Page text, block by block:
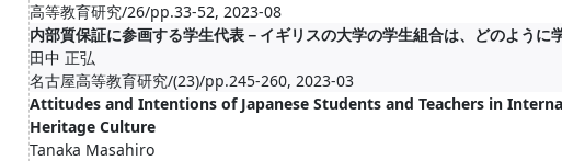
高等教育研究/26/pp.33-52, 2023-08
内部質保証に参画する学生代表－イギリスの大学の学生組合は、どのように
田中 正弘
名古屋高等教育研究/(23)/pp.245-260, 2023-03
Attitudes and Intentions of Japanese Students and Teachers in
Heritage Culture
Tanaka Masahiro